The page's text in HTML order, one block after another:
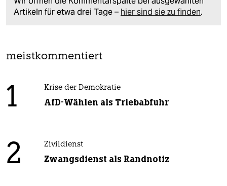
Artikeln für etwa drei Tage – hier sind sie zu finden.
meistkommentiert
1 Krise der Demokratie
AfD-Wählen als Triebabfuhr
2 Zivildienst
Zwangsdienst als Randnotiz